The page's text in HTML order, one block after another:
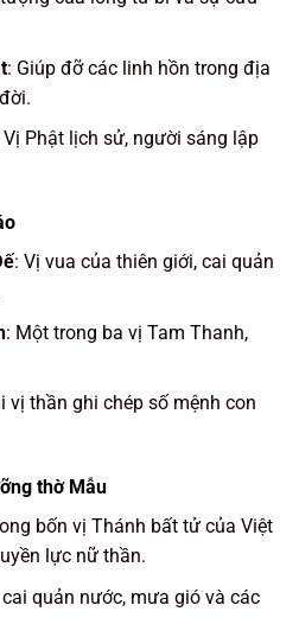
: Giúp đỡ các linh hồn trong địa
Vị Phật lịch sử, người sáng lập
: Vị vua của thiên giới, cai quản
: Một trong ba vị Tam Thanh,
vị thần ghi chép số mệnh con
thờ Mẫu
bốn vị Thánh bất tử của Việt
lực nữ thần.
quản nước, mưa gió và các